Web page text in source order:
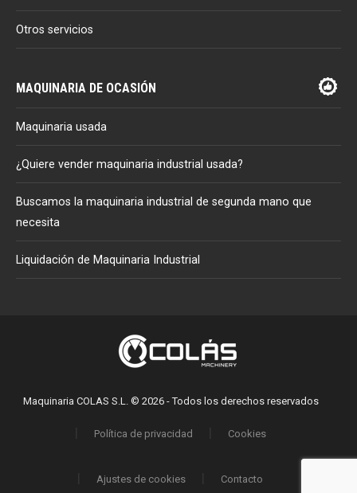
Otros servicios
MAQUINARIA DE OCASIÓN
Maquinaria usada
¿Quiere vender maquinaria industrial usada?
Buscamos la maquinaria industrial de segunda mano que
necesita
Liquidación de Maquinaria Industrial
Maquinaria COLAS S.L. © 2026 - Todos los derechos reservados
Política de privacidad Cookies
Ajustes de cookies Contacto